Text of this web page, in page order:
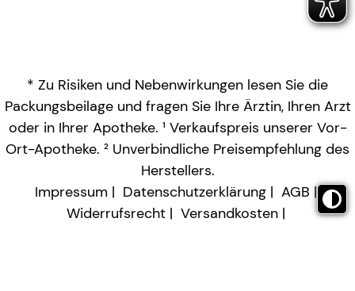
* Zu Risiken und Nebenwirkungen lesen Sie die
Packungsbeilage und fragen Sie Ihre Ärztin, Ihren Arzt
oder in Ihrer Apotheke. ¹ Verkaufspreis unserer Vor-
Ort-Apotheke. ² Unverbindliche Preisempfehlung des
Herstellers.
Impressum
Datenschutzerklärung
AGB
Widerrufsrecht
Versandkosten